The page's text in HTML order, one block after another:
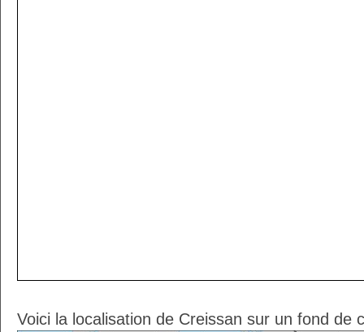
Voici la localisation de Creissan sur un fond de